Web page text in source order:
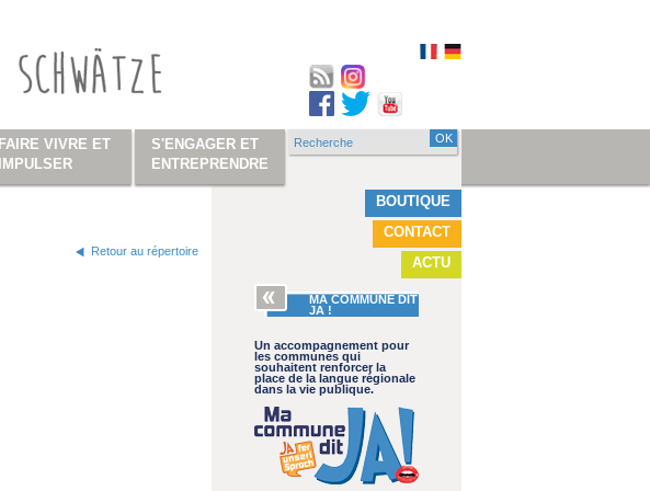
BOUTIQUE
CONTACT
ACTU
MA COMMUNE DIT
JA !
Un accompagnement pour
les communes qui
souhaitent renforcer la
place de la langue régionale
dans la vie publique.
Retour au répertoire
FAIRE VIVRE ET
IMPULSER
S'ENGAGER ET
ENTREPRENDRE
Formulaire de
Recherche